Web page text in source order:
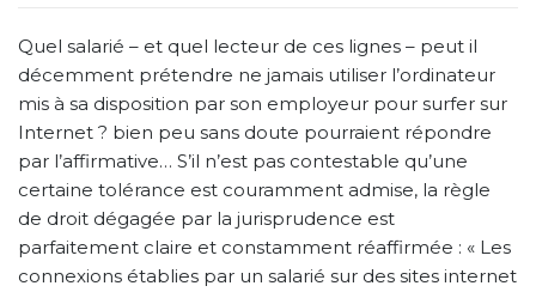
Quel salarié – et quel lecteur de ces lignes – peut il
décemment prétendre ne jamais utiliser l’ordinateur
mis à sa disposition par son employeur pour surfer sur
Internet ? bien peu sans doute pourraient répondre
par l’affirmative… S’il n’est pas contestable qu’une
certaine tolérance est couramment admise, la règle
de droit dégagée par la jurisprudence est
parfaitement claire et constamment réaffirmée : « Les
connexions établies par un salarié sur des sites internet